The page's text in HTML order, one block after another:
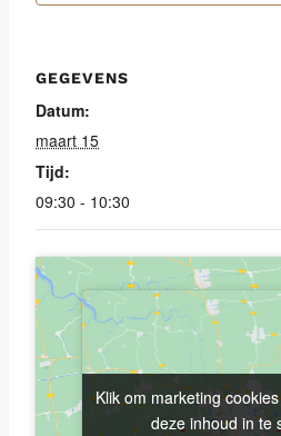
GEGEVENS
Datum:
maart 15
Tijd:
09:30 - 10:30
Klik om marketing
deze inhoud in te
Klik om marketing
deze inhoud in te